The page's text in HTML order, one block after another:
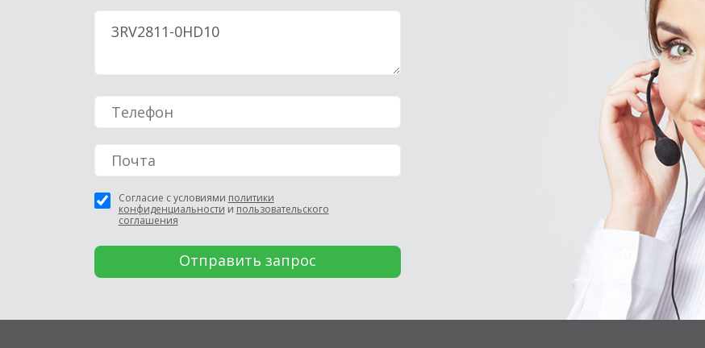
Согласие с условиями политики
конфиденциальности и пользовательского
соглашения